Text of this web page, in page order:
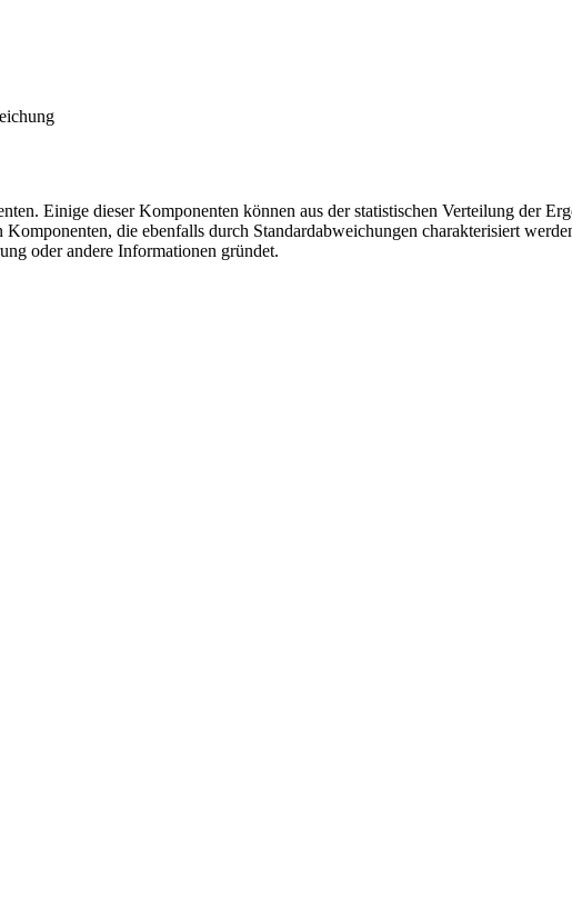
Einige dieser Komponenten können aus der statistischen Verteilung der
die ebenfalls durch Standardabweichungen charakterisiert
oder andere Informationen gründet.